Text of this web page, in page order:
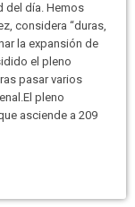
del día. Hemos
considera “duras,
la expansión de
el pleno
pasar varios
pleno
asciende a 209